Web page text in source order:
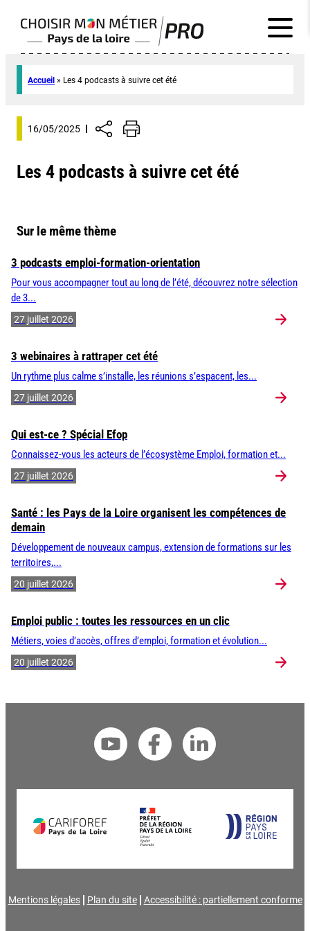
Accueil » Les 4 podcasts à suivre cet été
16/05/2025
Les 4 podcasts à suivre cet été
Sur le même thème
3 podcasts emploi-formation-orientation
Pour vous accompagner tout au long de l’été, découvrez notre sélection
de 3...
27 juillet 2026
3 webinaires à rattraper cet été
Un rythme plus calme s’installe, les réunions s’espacent, les...
27 juillet 2026
Qui est-ce ? Spécial Efop
Connaissez-vous les acteurs de l’écosystème Emploi, formation et...
27 juillet 2026
Santé : les Pays de la Loire organisent les compétences de
demain
Développement de nouveaux campus, extension de formations sur les
territoires,...
20 juillet 2026
Emploi public : toutes les ressources en un clic
Métiers, voies d’accès, offres d’emploi, formation et évolution...
20 juillet 2026
Mentions légales Plan du site Accessibilité : partiellement conforme